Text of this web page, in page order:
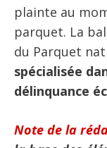
plainte au
parquet. La
du Parquet
spécialisée
délinquance
Note de la